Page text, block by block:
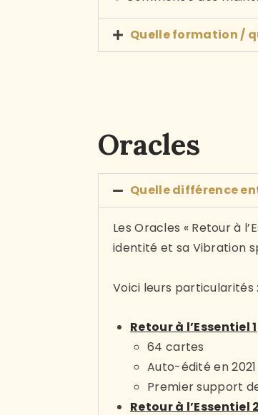
Quelle formation /
Oracles
Quelle différence
Les Oracles « Retour à
identité et sa Vibration
Voici leurs particularités :
Retour à l’Essentiel 1
64 cartes
Auto-édité en 2021
Premier support
Retour à l’Essentiel 2